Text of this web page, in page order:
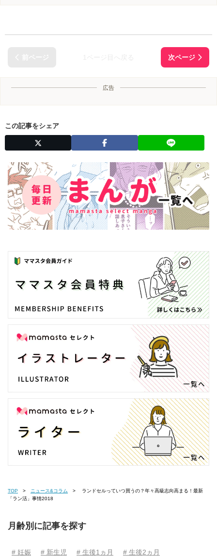
広告
この記事をシェア
TOP ニュース&コラム
「ラン活」事情2018
月齢別に記事を探す
# 妊娠 # 新生児 # 生後1ヵ月
# 生後2ヵ月